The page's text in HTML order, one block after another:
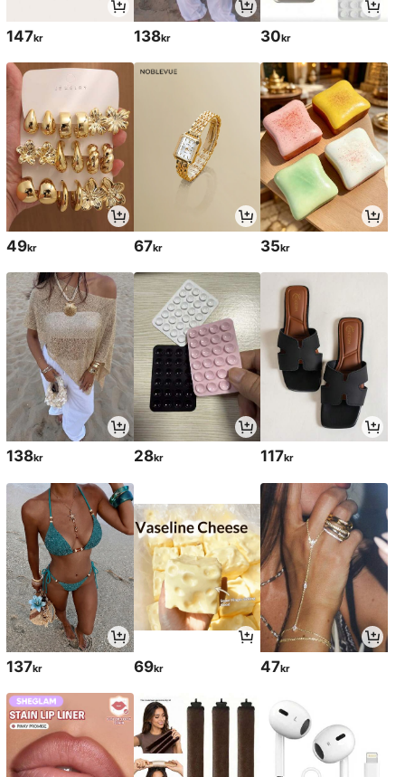
147kr 138kr 30kr
49kr 67kr 35kr
138kr 28kr 117kr
137kr 69kr 47kr